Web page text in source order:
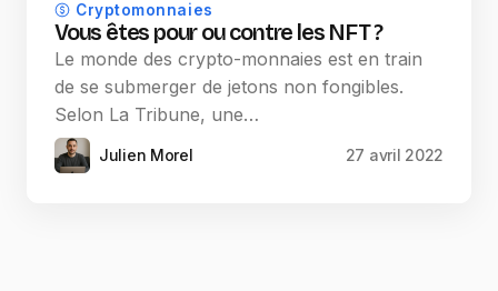
Cryptomonnaies
Vous êtes pour ou contre les NFT ?
Le monde des crypto-monnaies est en train
de se submerger de jetons non fongibles.
Selon La Tribune, une…
Julien Morel 27 avril 2022